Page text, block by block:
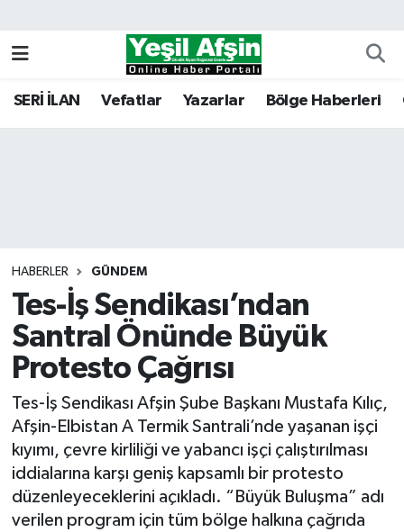
SERİ İLAN Vefatlar Yazarlar Bölge Haberleri
HABERLER GÜNDEM
Tes-İş Sendikası’ndan
Santral Önünde Büyük
Protesto Çağrısı
Tes-İş Sendikası Afşin Şube Başkanı Mustafa Kılıç,
Afşin-Elbistan A Termik Santrali’nde yaşanan işçi
kıyımı, çevre kirliliği ve yabancı işçi çalıştırılması
iddialarına karşı geniş kapsamlı bir protesto
düzenleyeceklerini açıkladı. “Büyük Buluşma” adı
verilen program için tüm bölge halkına çağrıda
Kahramanmaraş Nöbetçi Eczaneler
Tüm Manşetler
Son Dakika Haberleri
Haber Arşivi